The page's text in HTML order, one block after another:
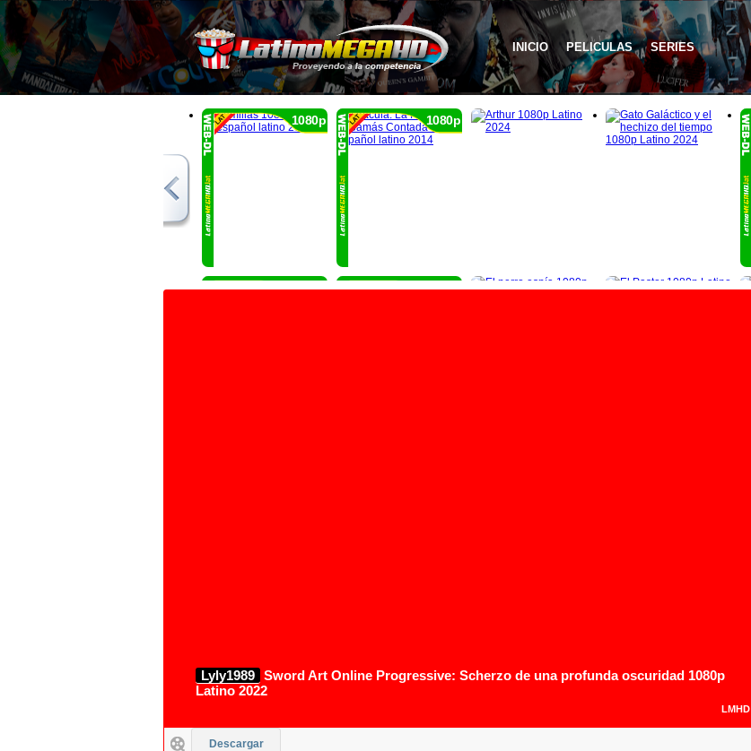
INICIO PELICULAS SERIES
1080p 1080p
1080p 1080p
Lyly1989 Sword Art Online Progressive: Scherzo de una profunda oscuridad 1080p
Latino 2022
LMHD
Descargar